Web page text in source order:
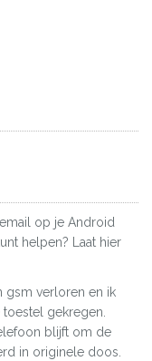
op je Android
helpen? Laat hier
gsm verloren en ik
gekregen.
blijft om de
in originele doos.